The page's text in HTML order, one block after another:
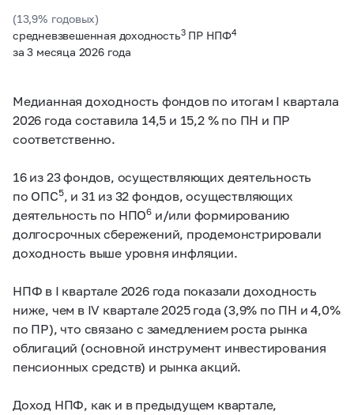
(13,9% годовых)
средневзвешенная доходность3ПР НПФ4
за 3 месяца 2026 года
Медианная доходность фондов по итогам I квартала
2026 года составила 14,5 и 15,2 % по ПН и ПР
соответственно.
16 из 23 фондов, осуществляющих деятельность
по ОПС5, и 31 из 32 фондов, осуществляющих
деятельность по НПО6 и/или формированию
долгоcрочных сбережений, продемонстрировали
доходность выше уровня инфляции.
НПФ в I квартале 2026 года показали доходность
ниже, чем в IV квартале 2025 года (3,9% по ПН и 4,0%
по ПР), что связано с замедлением роста рынка
облигаций (основной инструмент инвестирования
пенсионных средств) и рынка акций.
Доход НПФ, как и в предыдущем квартале,